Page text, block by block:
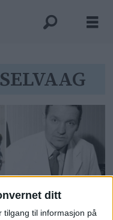
ditt
tilgang til informasjon på